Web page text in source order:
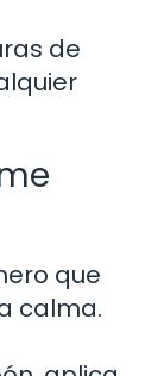
de
que
calma.